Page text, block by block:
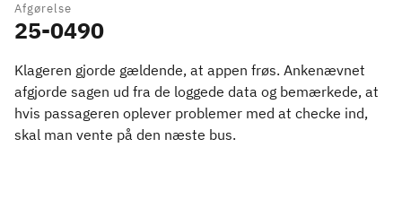
Afgørelse
25-0490
Klageren gjorde gældende, at appen frøs. Ankenævnet
afgjorde sagen ud fra de loggede data og bemærkede, at
hvis passageren oplever problemer med at checke ind,
skal man vente på den næste bus.